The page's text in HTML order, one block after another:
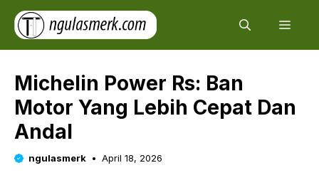
Skip
content
Michelin Power Rs: Ban
Motor Yang Lebih Cepat Dan
Andal
ngulasmerk April 18, 2026